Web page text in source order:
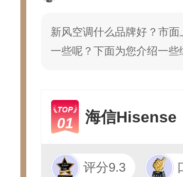
新风空调什么品牌好？市
一些呢？下面为您介绍一些
01 海信Hisense
评分9.3